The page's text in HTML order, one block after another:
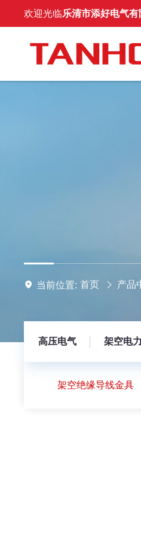
欢迎光临乐清市添好电气有
当前位置: 首页 产品
高压电气 架空电
架空绝缘导线金具